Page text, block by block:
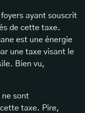
foyers ayant souscrit
de cette taxe.
est une énergie
une taxe visant le
Bien vu,
ne sont
taxe. Pire,